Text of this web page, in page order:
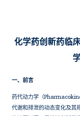
化学药创新药临
一、前言
药代动力学（
代谢和排泄的动态变化及其